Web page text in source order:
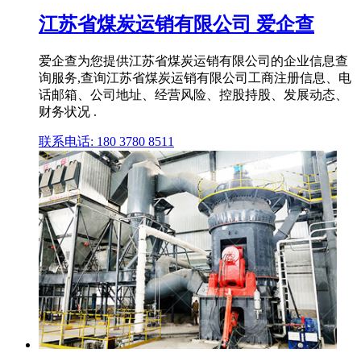
江苏省煤炭运销有限公司 爱企查
爱企查为您提供江苏省煤炭运销有限公司的企业信息查
询服务,查询江苏省煤炭运销有限公司工商注册信息、电
话邮箱、公司地址、经营风险、控股持股、发展动态、
财务状况 .
联系电话: 180 3780 8511